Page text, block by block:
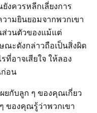
งควรหลีกเลี่ยงการ
ามยินยอมจากพวกเขา
ส่วนตัวของแม้แต่
ะดังกล่าวถือเป็นสิ่งผิด
อาจเสียใจ ให้ลอง
อน
ยกับลูก ๆ ของคุณเกี่ยว
ของคุณรู้ว่าพวกเขา